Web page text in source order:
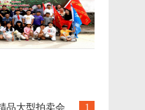
1
品大型拍卖会